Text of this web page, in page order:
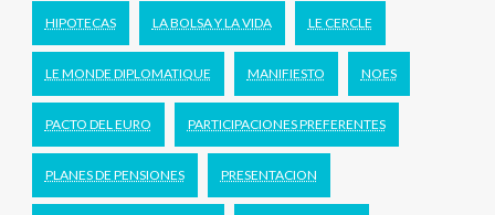
HIPOTECAS LA BOLSA Y LA VIDA LE CERCLE
LE MONDE DIPLOMATIQUE MANIFIESTO NOES
PACTO DEL EURO PARTICIPACIONES PREFERENTES
PLANES DE PENSIONES PRESENTACION